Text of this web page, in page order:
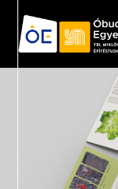
Vissza